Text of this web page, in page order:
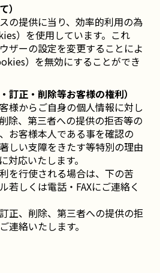
）
の提供に当り、効率的利用の為
）を使用しています。これ
ザーの設定を変更することによ
）を無効にすることができ
訂正・削除等お客様の権利）
様からご自身の個人情報に対し
除、第三者への提供の拒否等の
お客様本人である事を確認の
しい支障をきたす等特別の理由
対応いたします。
を行使される場合は、下の苦
若しくは電話・FAXにご連絡く
正、削除、第三者への提供の拒
連絡いたします。